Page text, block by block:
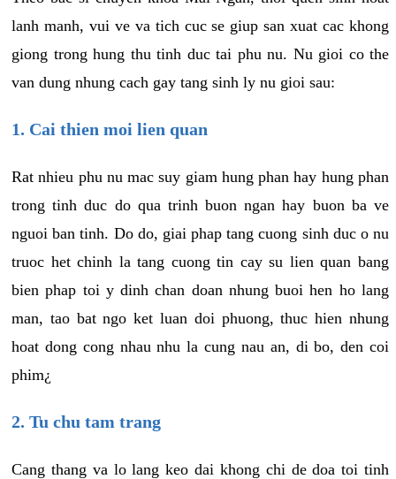
lanh manh, vui ve va tich cuc se giup san xuat cac khong
giong trong hung thu tinh duc tai phu nu. Nu gioi co the
van dung nhung cach gay tang sinh ly nu gioi sau:
1. Cai thien moi lien quan
Rat nhieu phu nu mac suy giam hung phan hay hung phan
trong tinh duc do qua trinh buon ngan hay buon ba ve
nguoi ban tinh. Do do, giai phap tang cuong sinh duc o nu
truoc het chinh la tang cuong tin cay su lien quan bang
bien phap toi y dinh chan doan nhung buoi hen ho lang
man, tao bat ngo ket luan doi phuong, thuc hien nhung
hoat dong cong nhau nhu la cung nau an, di bo, den coi
phim¿
2. Tu chu tam trang
Cang thang va lo lang keo dai khong chi de doa toi tinh